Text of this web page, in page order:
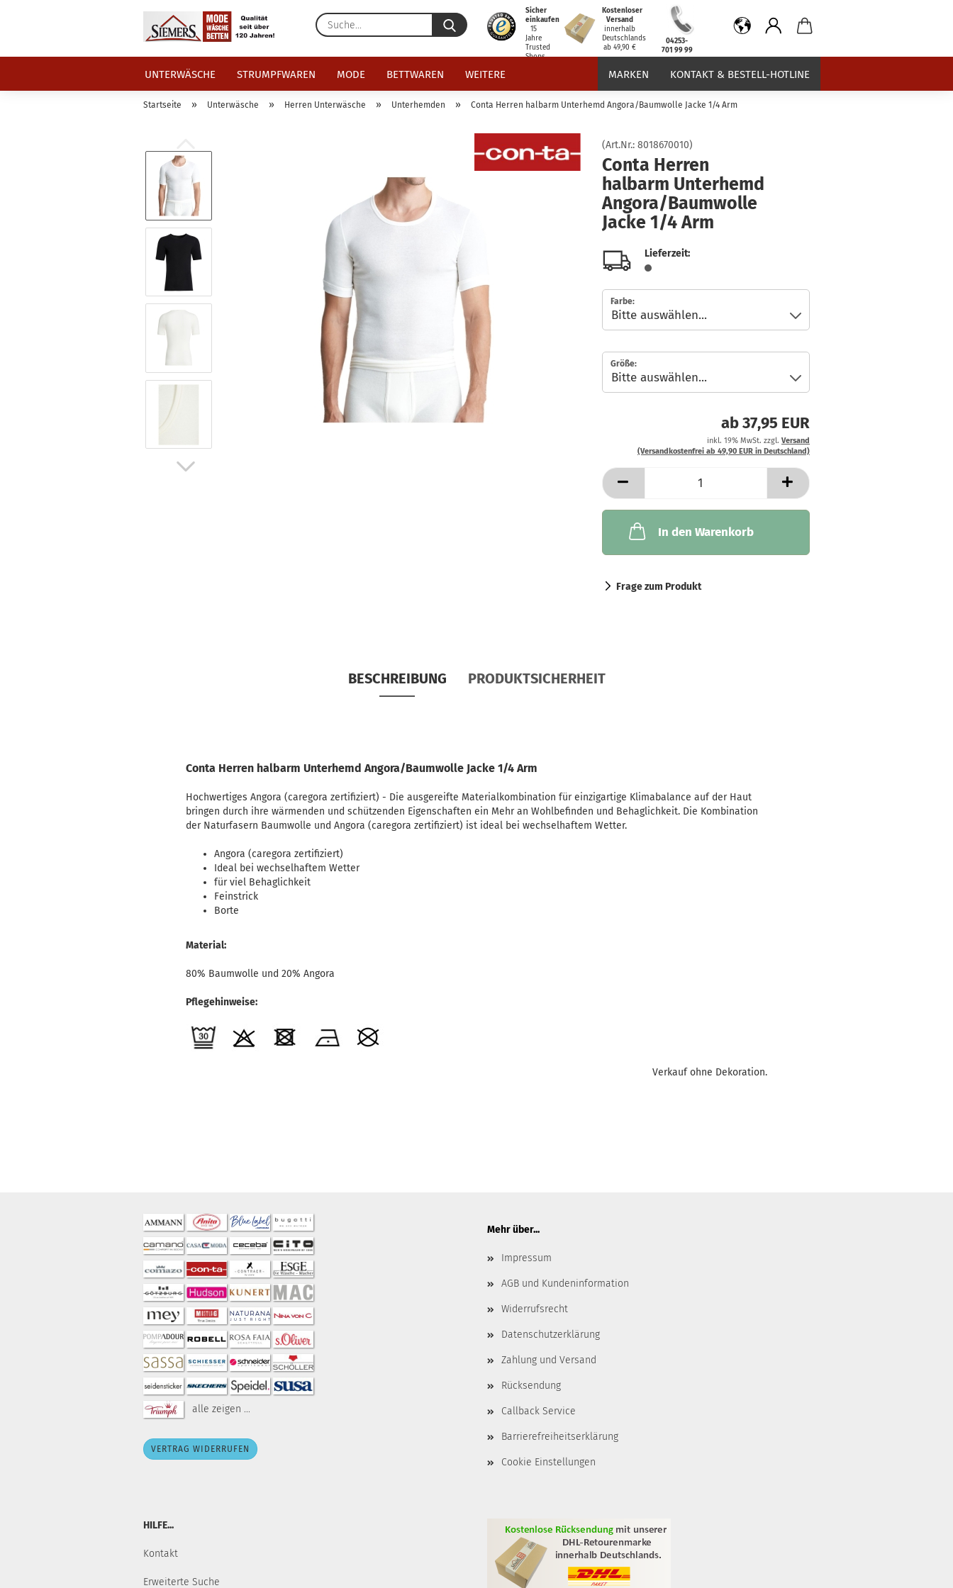
Suche...
Sicher
einkaufen
15
Jahre
Trusted
Shops
Kostenloser
Versand
innerhalb
Deutschlands
ab 49,90 €
04253-
701 99 99
UNTERWÄSCHE STRUMPFWAREN MODE BETTWAREN MARKEN KONTAKT & BESTELL-HOTLINE
WEITERE
Startseite » Unterwäsche » Herren Unterwäsche » Unterhemden » Conta Herren halbarm Unterhemd Angora/Baumwolle Jacke 1/4 Arm
(Art.Nr.: 8018670010)
Conta Herren
halbarm Unterhemd
Angora/Baumwolle
Jacke 1/4 Arm
Lieferzeit:
Farbe:
Größe:
ab 37,95 EUR
inkl. 19% MwSt. zzgl. Versand
(Versandkostenfrei ab 49,90 EUR in Deutschland)
In den Warenkorb
Frage zum Produkt
BESCHREIBUNG PRODUKTSICHERHEIT
Conta Herren halbarm Unterhemd Angora/Baumwolle Jacke 1/4 Arm
Hochwertiges Angora (caregora zertifiziert) - Die ausgereifte Materialkombination für einzigartige Klimabalance auf der Haut
bringen durch ihre wärmenden und schützenden Eigenschaften ein Mehr an Wohlbefinden und Behaglichkeit. Die Kombination
der Naturfasern Baumwolle und Angora (caregora zertifiziert) ist ideal bei wechselhaftem Wetter.
Angora (caregora zertifiziert)
Ideal bei wechselhaftem Wetter
für viel Behaglichkeit
Feinstrick
Borte
Material:
80% Baumwolle und 20% Angora
Pflegehinweise:
Verkauf ohne Dekoration.
alle zeigen ...
VERTRAG WIDERRUFEN
Mehr über...
Impressum
AGB und Kundeninformation
Widerrufsrecht
Datenschutzerklärung
Zahlung und Versand
Rücksendung
Callback Service
Barrierefreiheitserklärung
Cookie Einstellungen
HILFE...
Kontakt
Erweiterte Suche